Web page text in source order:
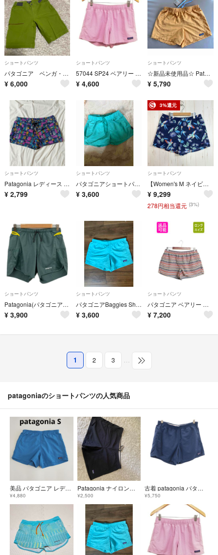
ショートパンツ
パタゴニア ベンガ・ロック・ショーツ 28インチ ハーフパンツ
¥ 6,000
ショートパンツ
57044 SP24 ベアリー バギーズ ショーツ S ピンク系
¥ 4,600
ショートパンツ
☆新品未使用品☆ Patagonia ショートパンツ
¥ 5,790
ショートパンツ
Patagonia レディース ショートパンツ サイズ10
¥ 2,799
ショートパンツ
パタゴニアショートパンツxxs
¥ 3,600
3%還元
ショートパンツ
【Women's M ネイビー系】 2019 Patagonia ( パタゴニア ) バギーズ ショーツ 5インチ Baggies Shorts 5in Parrots: New Navy / PANN 希少カラー
¥ 9,299
278円相当還元 (3%)
ショートパンツ
Patagonia(パタゴニア) ショートパンツ サイズS レディース美品 - グレー×イエロー ウエストゴム
¥ 3,900
ショートパンツ
パタゴニアBaggies Shortsショートパンツ XL 160cm キッズ
¥ 3,600
ショートパンツ
パタゴニア ベアリー バギーズ ショーツ レディース L 18年製 アウトドア ネイティブ 総柄 ショートパンツ スイム 短パン 海パン 水陸両用
¥ 7,200
1 2 3 …
patagoniaのショートパンツの人気商品
美品 パタゴニア レディース バギーズショーツ 5インチ Sサイズ ブルー 水陸両用 ショートパンツ DWR 耐久撥水
¥4,880
Patagonia ナイロンショーツ M ブラック ウエスト紐調整可
¥2,500
古着 patagonia パタゴニア バギーズ ショートパンツ S ネイビー 57058 アウトドア レディース
¥5,750